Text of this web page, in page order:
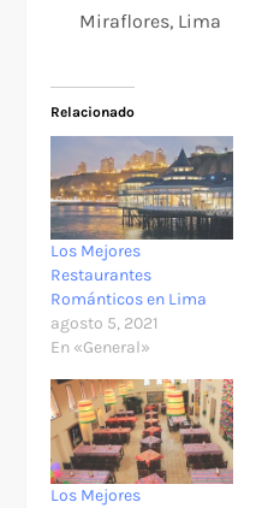
Miraflores, Lima
Relacionado
Los Mejores
Restaurantes
Románticos en Lima
agosto 5, 2021
En «General»
Los Mejores